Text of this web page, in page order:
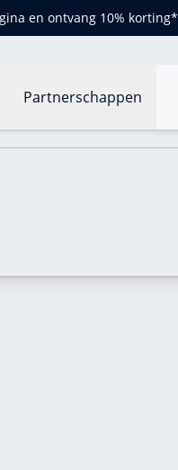
en ontvang 10% korting*
Partnerschappen